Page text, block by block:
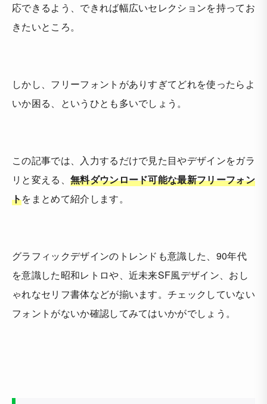
応できるよう、できれば幅広いセレクションを持ってお
きたいところ。
しかし、フリーフォントがありすぎてどれを使ったらよ
いか困る、というひとも多いでしょう。
この記事では、入力するだけで見た目やデザインをガラ
リと変える、 無料ダウンロード可能な最新フリーフォン
トをまとめて紹介します。
グラフィックデザインのトレンドも意識した、90年代
を意識した昭和レトロや、近未来SF風デザイン、おし
ゃれなセリフ書体などが揃います。チェックしていない
フォントがないか確認してみてはいかがでしょう。